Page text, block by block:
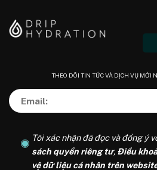
THEO DÕI TIN TỨC VÀ DỊCH VỤ MỚI
Tôi xác nhận đã đọc và đồng ý
sách quyền riêng tư, Điều
vệ dữ liệu cá nhân trên